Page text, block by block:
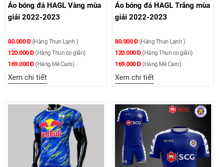
Áo bóng đá HAGL Vàng mùa
giải 2022-2023
80.000 Đ (Hàng Thun Lạnh )
120.000 Đ (Hàng Thun co giãn)
169.000 Đ (Hàng Mè Caro)
Xem chi tiết
Áo bóng đá HAGL Trắng mùa
giải 2022-2023
80.000 Đ (Hàng Thun Lạnh )
120.000 Đ (Hàng Thun co giãn)
169.000 Đ (Hàng Mè Caro)
Xem chi tiết